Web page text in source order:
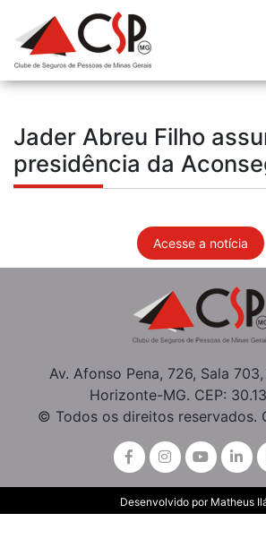
Jader Abreu Filho
presidência da
Acesse a notícia
Av. Afonso Pena, 726, Sala
Horizonte-MG. CEP:
© Todos os direitos reservados.
Desenvolvido por Matheus